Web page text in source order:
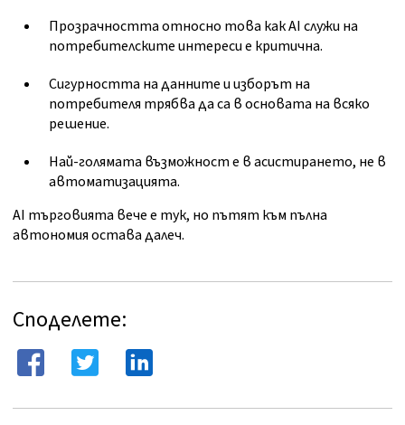
Прозрачността относно това как AI служи на
потребителските интереси е критична.
Сигурността на данните и изборът на
потребителя трябва да са в основата на всяко
решение.
Най-голямата възможност е в асистирането, не в
автоматизацията.
AI търговията вече е тук, но пътят към пълна
автономия остава далеч.
Споделете: